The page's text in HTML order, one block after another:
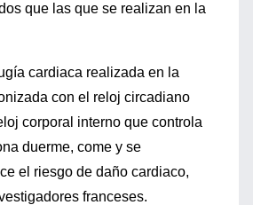
que las que se realizan en la
cardiaca realizada en la
con el reloj circadiano
corporal interno que controla
duerme, come y se
el riesgo de daño cardiaco,
franceses.